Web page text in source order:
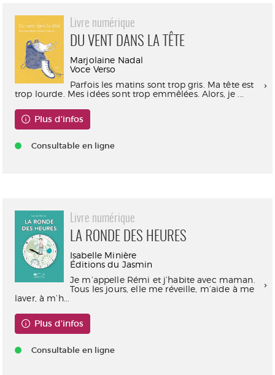
Livre numérique
DU VENT DANS LA TÊTE
Marjolaine Nadal
Voce Verso
Parfois les matins sont trop gris. Ma tête est
trop lourde. Mes idées sont trop emmêlées. Alors, je ...
Plus d'infos
Consultable en ligne
Livre numérique
LA RONDE DES HEURES
Isabelle Minière
Éditions du Jasmin
Je m’appelle Rémi et j’habite avec maman.
Tous les jours, elle me réveille, m’aide à me
laver, à m’h...
Plus d'infos
Consultable en ligne